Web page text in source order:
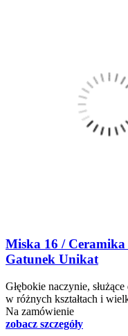
Miska 16 /
Gatunek Unikat
Głębokie naczynie,
w różnych kształtach i
Na zamówienie
zobacz szczegóły